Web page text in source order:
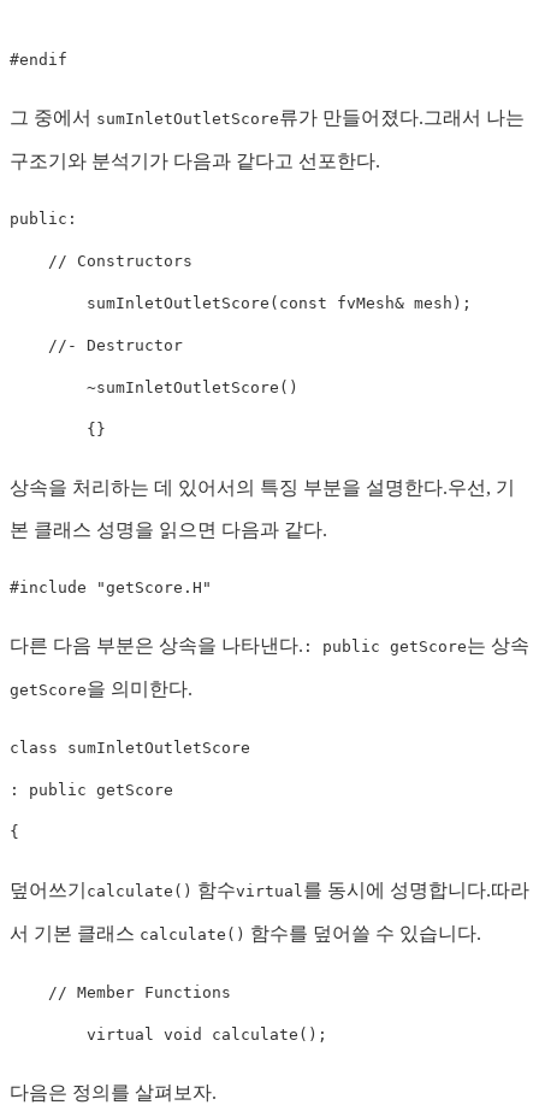
#endif
그 중에서 sumInletOutletScore류가 만들어졌다.그래서 나는
구조기와 분석기가 다음과 같다고 선포한다.
public :
// Constructors
sumInletOutletScore ( const fvMesh& mesh ) ;
//- Destructor
~sumInletOutletScore ( )
{ }
상속을 처리하는 데 있어서의 특징 부분을 설명한다.우선, 기
본 클래스 성명을 읽으면 다음과 같다.
#include "getScore.H"
다른 다음 부분은 상속을 나타낸다. : public getScore는 상속
getScore을 의미한다.
class sumInletOutletScore
: public getScore
{
덮어쓰기 calculate() 함수virtual를 동시에 성명합니다.따라
서 기본 클래스 calculate() 함수를 덮어쓸 수 있습니다.
// Member Functions
virtual void calculate ( ) ;
다음은 정의를 살펴보자.